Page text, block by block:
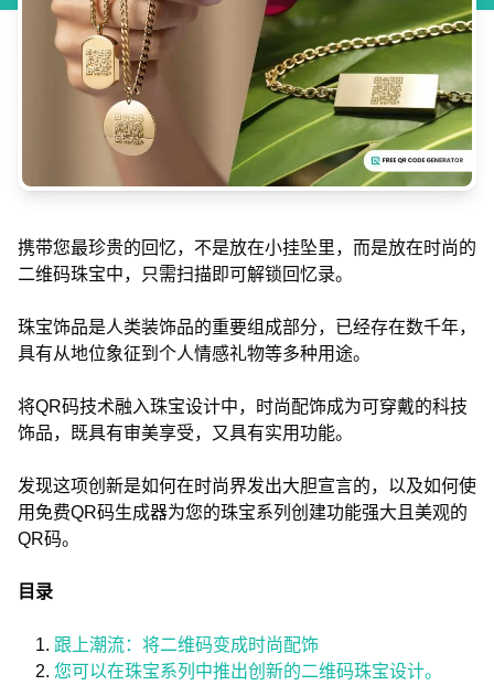
携带您最珍贵的回忆，不是放在小挂坠里，而是放在时尚的
二维码珠宝中，只需扫描即可解锁回忆录。
珠宝饰品是人类装饰品的重要组成部分，已经存在数千年，
具有从地位象征到个人情感礼物等多种用途。
将QR码技术融入珠宝设计中，时尚配饰成为可穿戴的科技
饰品，既具有审美享受，又具有实用功能。
发现这项创新是如何在时尚界发出大胆宣言的，以及如何使
用免费QR码生成器为您的珠宝系列创建功能强大且美观的
QR码。
目录
跟上潮流：将二维码变成时尚配饰
您可以在珠宝系列中推出创新的二维码珠宝设计。